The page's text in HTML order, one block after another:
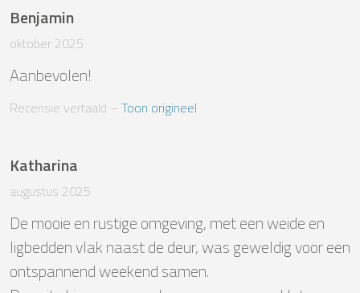
Benjamin
oktober 2025
Aanbevolen!
Recensie vertaald – Toon origineel
Katharina
augustus 2025
De mooie en rustige omgeving, met een weide en
ligbedden vlak naast de deur, was geweldig voor een
ontspannend weekend samen.